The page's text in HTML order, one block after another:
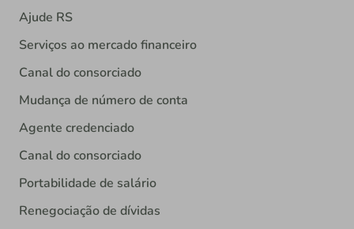
Ajude RS
Serviços ao mercado financeiro
Canal do consorciado
Mudança de número de conta
Agente credenciado
Canal do consorciado
Portabilidade de salário
Renegociação de dívidas